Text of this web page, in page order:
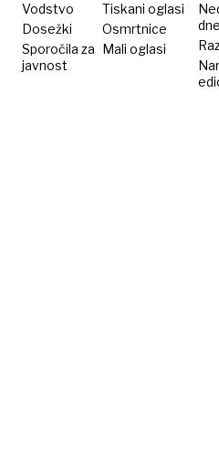
Vodstvo
Dosežki
Sporočila za
javnost
Tiskani oglasi
Osmrtnice
Mali oglasi